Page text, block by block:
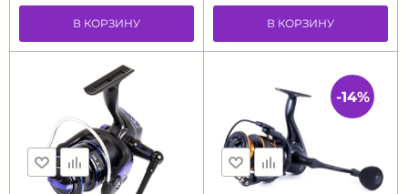
В КОРЗИНУ В КОРЗИНУ
-14%